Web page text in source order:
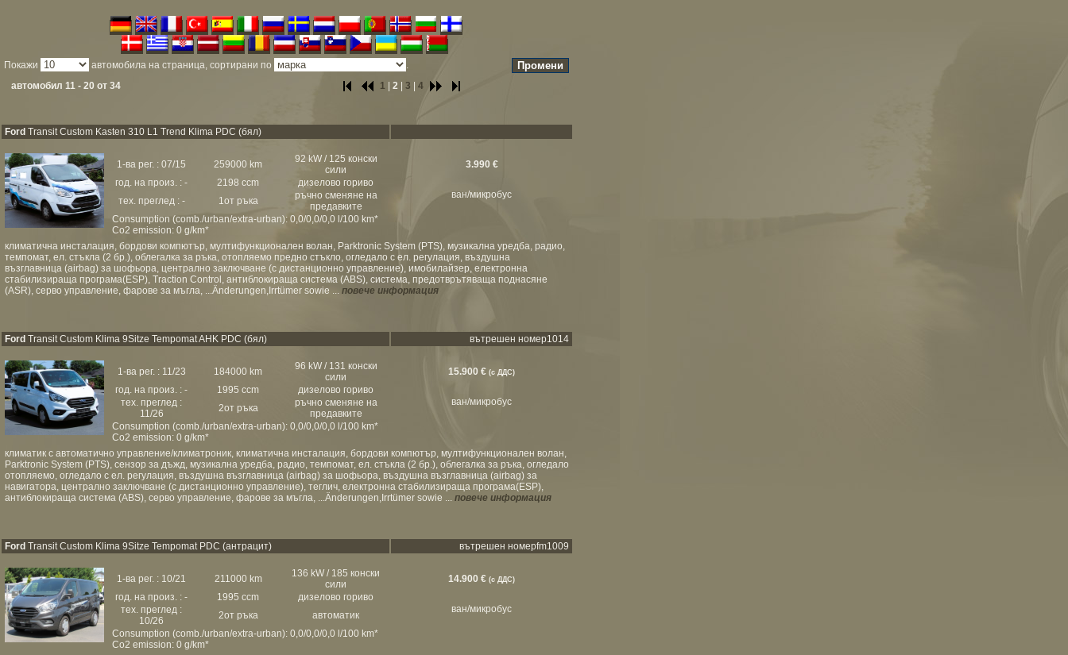
Покажи автомобила на страница, сортирани по
.
автомобил 11 - 20 от 34
1 2| 3 4
Ford Transit Custom Kasten 310 L1 Trend Klima PDC (бял)
1-ва рег. : 07/15 259000 km
92 kW / 125 конски
сили
3.990 €
год. на произ. : -
2198 ccm
дизелово гориво
ван/микробус
тех. преглед : - 1от ръка
ръчно сменяне на
предавките
Consumption (comb./urban/extra-urban): 0,0/0,0/0,0 l/100 km*
Co2 emission: 0 g/km*
климатична инсталация, бордови компютър, мултифункционален волан, Parktronic System (PTS), музикална уредба, радио,
темпомат, ел. стъкла (2 бр.), облегалка за ръка, отопляемо предно стъкло, огледало с ел. регулация, въздушна
възглавница (airbag) за шофьора, централно заключване (с дистанционно управление), имобилайзер, електронна
стабилизираща програма(ESP), Traction Control, антиблокираща система (ABS), система, предотврътяваща поднасяне
(ASR), серво управление, фарове за мъгла, ...Änderungen,Irrtümer sowie ... повече информация
Ford Transit Custom Klima 9Sitze Tempomat AHK PDC (бял) вътрешен номер1014
1-ва рег. : 11/23 184000 km
96 kW / 131 конски
сили
15.900 € (с ДДС)
год. на произ. : - 1995 ccm
дизелово гориво
ван/микробус
тех. преглед :
11/26
2от ръка
ръчно сменяне на
предавките
Consumption (comb./urban/extra-urban): 0,0/0,0/0,0 l/100 km*
Co2 emission: 0 g/km*
климатик с автоматично управление/климатроник, климатична инсталация, бордови компютър, мултифункционален волан,
Parktronic System (PTS), сензор за дъжд, музикална уредба, радио, темпомат, ел. стъкла (2 бр.), облегалка за ръка, огледало
отопляемо, огледало с ел. регулация, въздушна възглавница (airbag) за шофьора, въздушна възглавница (airbag) за
навигатора, централно заключване (с дистанционно управление), теглич, електронна стабилизираща програма(ESP),
антиблокираща система (ABS), серво управление, фарове за мъгла, ...Änderungen,Irrtümer sowie ... повече информация
Ford Transit Custom Klima 9Sitze Tempomat PDC (антрацит) вътрешен номерfm1009
1-ва рег. : 10/21 211000 km
136 kW / 185 конски
сили
14.900 € (с ДДС)
год. на произ. : - 1995 ccm
дизелово гориво
ван/микробус
тех. преглед :
10/26
2от ръка
автоматик
Consumption (comb./urban/extra-urban): 0,0/0,0/0,0 l/100 km*
Co2 emission: 0 g/km*